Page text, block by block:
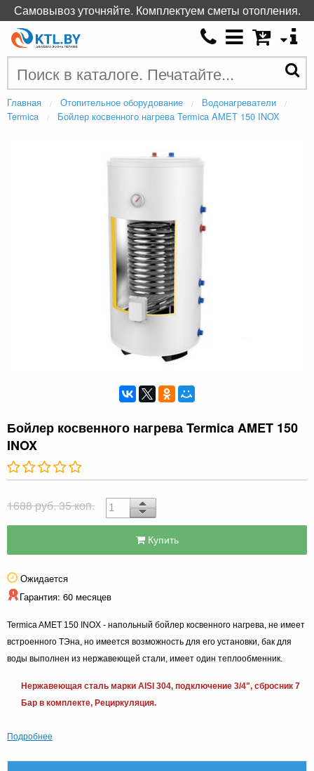
Главная Отопительное оборудование
Водонагреватели
Termica
Бойлер косвенного нагрева Termica AMET 150 INOX
Бойлер косвенного нагрева Termica AMET 150
INOX
1688 руб. 35 коп.
Купить
Ожидается
Гарантия: 60 месяцев
Termica AMET 150 INOX - напольный бойлер косвенного нагрева, не имеет
встроенного ТЭна, но имеется возможность для его установки, бак для
воды выполнен из нержавеющей стали, имеет один теплообменник.
Нержавеющая сталь марки AISI 304, подключение 3/4", сбросник 7
Бар в комплекте, Рециркуляция.
Подробнее
Самовывоз уточняйте. Комплектуем сметы отопления.